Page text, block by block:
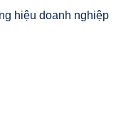
hiệu doanh nghiệp